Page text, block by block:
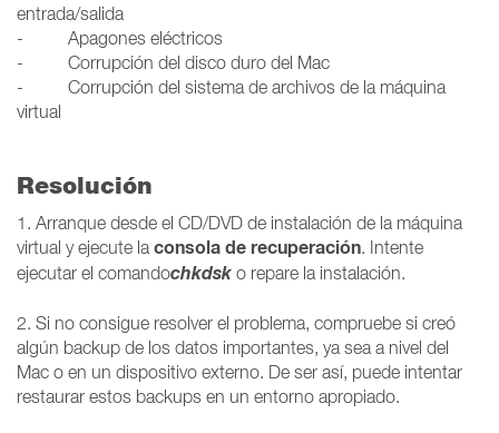
entrada/salida
- Apagones eléctricos
- Corrupción del disco duro del Mac
- Corrupción del sistema de archivos de la máquina
virtual
Resolución
1. Arranque desde el CD/DVD de instalación de la máquina
virtual y ejecute la consola de recuperación. Intente
ejecutar el comandochkdsk o repare la instalación.
2. Si no consigue resolver el problema, compruebe si creó
algún backup de los datos importantes, ya sea a nivel del
Mac o en un dispositivo externo. De ser así, puede intentar
restaurar estos backups en un entorno apropiado.